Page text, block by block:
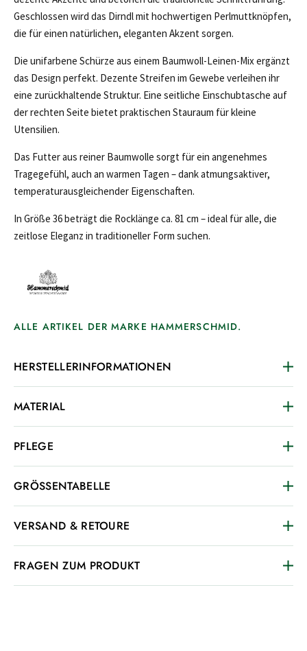
Geschlossen wird das Dirndl mit hochwertigen Perlmuttknöpfen,
die für einen natürlichen, eleganten Akzent sorgen.
Die unifarbene Schürze aus einem Baumwoll-Leinen-Mix ergänzt
das Design perfekt. Dezente Streifen im Gewebe verleihen ihr
eine zurückhaltende Struktur. Eine seitliche Einschubtasche auf
der rechten Seite bietet praktischen Stauraum für kleine
Utensilien.
Das Futter aus reiner Baumwolle sorgt für ein angenehmes
Tragegefühl, auch an warmen Tagen – dank atmungsaktiver,
temperaturausgleichender Eigenschaften.
In Größe 36 beträgt die Rocklänge ca. 81 cm – ideal für alle, die
zeitlose Eleganz in traditioneller Form suchen.
ALLE ARTIKEL DER MARKE HAMMERSCHMID.
HERSTELLERINFORMATIONEN
MATERIAL
PFLEGE
GRÖSSENTABELLE
VERSAND & RETOURE
FRAGEN ZUM PRODUKT